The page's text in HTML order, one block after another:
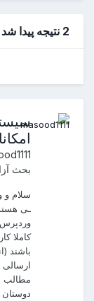
2 نتیجه پیدا شد
بحث
ـی هستم
کاملا
باشند
ارسالی
مطالب